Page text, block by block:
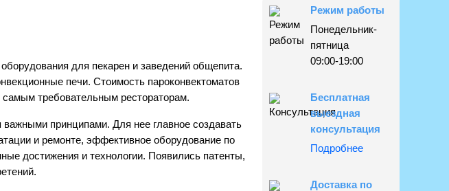
для пекарен и заведений общепита.
печи. Стоимость пароконвектоматов
самым требовательным рестораторам.
важными принципами. Для нее главное создавать
и ремонте, эффективное оборудование по
достижения и технологии. Появились патенты,
Режим работы
Понедельник-
пятница
09:00-19:00
Бесплатная
выездная
консультация
Подробнее
Доставка по